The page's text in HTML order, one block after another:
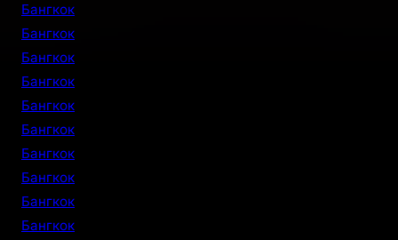
Бангкок
Бангкок
Бангкок
Бангкок
Бангкок
Бангкок
Бангкок
Бангкок
Бангкок
Бангкок